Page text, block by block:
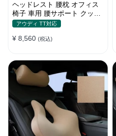
ヘッドレスト 腰枕 オフィス
椅子 車用 腰サポート クッシ
ョン 取付バンド
アウディ TT対応
¥ 8,560 (税込)